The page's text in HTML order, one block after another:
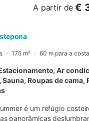
A partir de €
175 m² 60 m para a costa
Ar
Roupas de cama,
é um refúgio
panorâmicas